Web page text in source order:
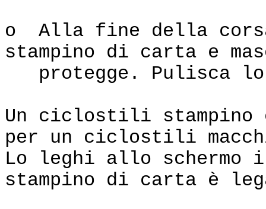
o Alla fine della
stampino di carta e
protegge. Pulisca lo
Un ciclostili stampino
per un ciclostili
Lo leghi allo schermo
stampino di carta è